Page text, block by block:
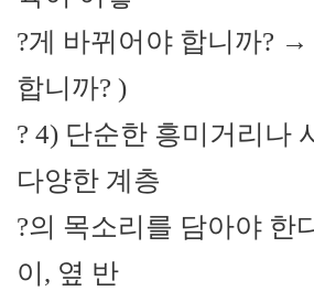
?게 바뀌어야 합니까?
합니까? )
? 4) 단순한 흥미거리나
다양한 계층
?의 목소리를 담아야 한
이, 옆 반